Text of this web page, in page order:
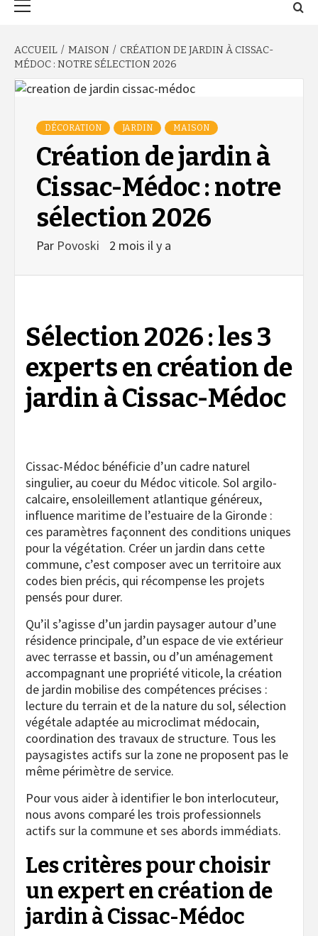
ACCUEIL MAISON
CRÉATION DE JARDIN À CISSAC-
MÉDOC : NOTRE SÉLECTION 2026
DÉCORATION JARDIN MAISON
Création de jardin à
Cissac-Médoc : notre
sélection 2026
Par Povoski 2 mois il y a
Sélection 2026 : les 3
experts en création de
jardin à Cissac-Médoc
Cissac-Médoc bénéficie d’un cadre naturel
singulier, au coeur du Médoc viticole. Sol argilo-
calcaire, ensoleillement atlantique généreux,
influence maritime de l’estuaire de la Gironde :
ces paramètres façonnent des conditions uniques
pour la végétation. Créer un jardin dans cette
commune, c’est composer avec un territoire aux
codes bien précis, qui récompense les projets
pensés pour durer.
Qu’il s’agisse d’un jardin paysager autour d’une
résidence principale, d’un espace de vie extérieur
avec terrasse et bassin, ou d’un aménagement
accompagnant une propriété viticole, la création
de jardin mobilise des compétences précises :
lecture du terrain et de la nature du sol, sélection
végétale adaptée au microclimat médocain,
coordination des travaux de structure. Tous les
paysagistes actifs sur la zone ne proposent pas le
même périmètre de service.
Pour vous aider à identifier le bon interlocuteur,
nous avons comparé les trois professionnels
actifs sur la commune et ses abords immédiats.
Les critères pour choisir
un expert en création de
jardin à Cissac-Médoc